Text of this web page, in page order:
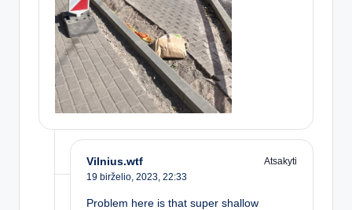
Vilnius.wtf
Atsakyti
19 birželio, 2023, 22:33
Problem here is that super shallow